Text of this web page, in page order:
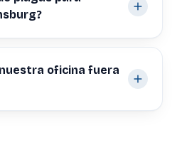
oficina fuera